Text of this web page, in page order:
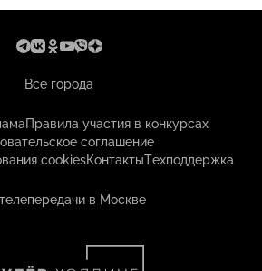
Все города
Правила участия в конкурсах
соглашение
cookiesКонтактыТехподдержка
в Москве